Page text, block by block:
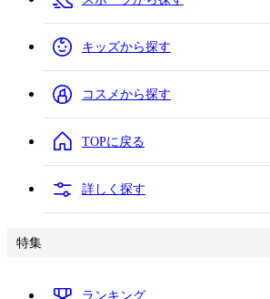
キッズから探す
コスメから探す
TOPに戻る
詳しく探す
特集
ランキング